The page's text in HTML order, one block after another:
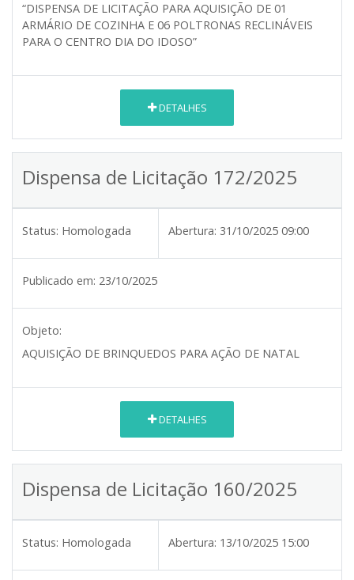
“DISPENSA DE LICITAÇÃO PARA AQUISIÇÃO DE 01
ARMÁRIO DE COZINHA E 06 POLTRONAS RECLINÁVEIS
PARA O CENTRO DIA DO IDOSO”
DETALHES
Dispensa de Licitação 172/2025
Status: Homologada Abertura: 31/10/2025 09:00
Publicado em: 23/10/2025
Objeto:
AQUISIÇÃO DE BRINQUEDOS PARA AÇÃO DE NATAL
DETALHES
Dispensa de Licitação 160/2025
Status: Homologada Abertura: 13/10/2025 15:00